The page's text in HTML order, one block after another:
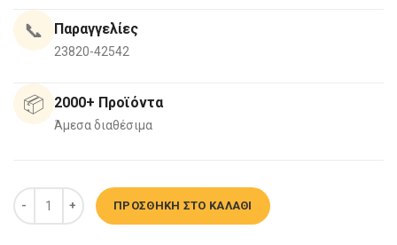
📞 Παραγγελίες
23820-42542
📦 2000+ Προϊόντα
Άμεσα διαθέσιμα
Γάζα KNAUF 90Μ ποσότητα
ΠΡΟΣΘΉΚΗ ΣΤΟ ΚΑΛΆΘΙ